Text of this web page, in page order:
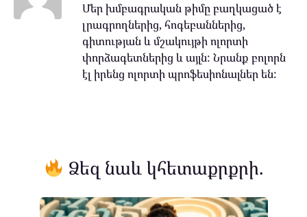
Մեր խմբագրական թիմը բաղկացած է
լրագրողներից, հոգեբաններից,
գիտության և մշակույթի ոլորտի
փորձագետներից և այլն: Նրանք բոլորն
էլ իրենց ոլորտի պրոֆեսիոնալներ են:
Ձեզ նաև կհետաքրքրի.